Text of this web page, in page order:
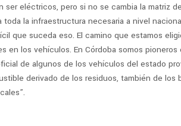
ser eléctricos, pero si no se cambia la matriz
la infraestructura necesaria a nivel
que suceda eso. El camino que estamos
en los vehículos. En Córdoba somos pioneros
de algunos de los vehículos del estado
derivado de los residuos, también de los